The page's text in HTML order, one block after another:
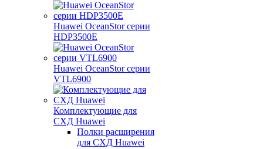
Huawei OceanStor серии
HDP3500E
Huawei OceanStor серии
VTL6900
Комплектующие для
СХД Huawei
Полки расширения
для СХД Huawei